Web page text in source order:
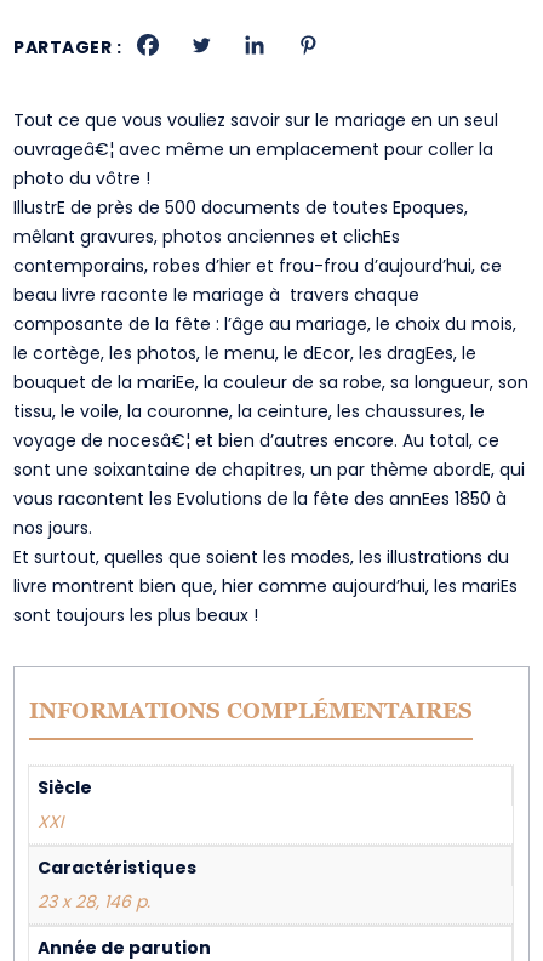
PARTAGER :
Tout ce que vous vouliez savoir sur le mariage en un seul
ouvrageâ€¦ avec même un emplacement pour coller la
photo du vôtre !
IllustrE de près de 500 documents de toutes Epoques,
mêlant gravures, photos anciennes et clichEs
contemporains, robes d’hier et frou-frou d’aujourd’hui, ce
beau livre raconte le mariage à travers chaque
composante de la fête : l’âge au mariage, le choix du mois,
le cortège, les photos, le menu, le dEcor, les dragEes, le
bouquet de la mariEe, la couleur de sa robe, sa longueur, son
tissu, le voile, la couronne, la ceinture, les chaussures, le
voyage de nocesâ€¦ et bien d’autres encore. Au total, ce
sont une soixantaine de chapitres, un par thème abordE, qui
vous racontent les Evolutions de la fête des annEes 1850 à
nos jours.
Et surtout, quelles que soient les modes, les illustrations du
livre montrent bien que, hier comme aujourd’hui, les mariEs
sont toujours les plus beaux !
INFORMATIONS COMPLÉMENTAIRES
Siècle
XXI
Caractéristiques
23 x 28, 146 p.
Année de parution